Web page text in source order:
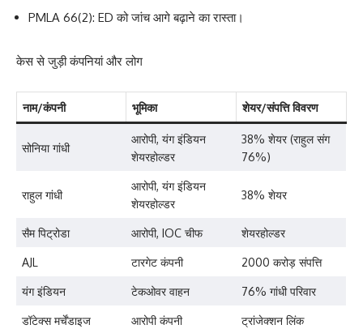
PMLA 66(2): ED को जांच आगे बढ़ाने का रास्ता।
केस से जुड़ी कंपनियां और लोग
नाम/कंपनी भूमिका शेयर/संपत्ति विवरण
सोनिया गांधी
आरोपी, यंग इंडियन
शेयरहोल्डर
38% शेयर (राहुल संग
76%)
राहुल गांधी
आरोपी, यंग इंडियन
शेयरहोल्डर
38% शेयर
सैम पिट्रोडा आरोपी, IOC चीफ
शेयरहोल्डर
AJL
टारगेट कंपनी
2000 करोड़ संपत्ति
यंग इंडियन
टेकओवर वाहन
76% गांधी परिवार
डॉटेक्स मर्चेंडाइज
आरोपी कंपनी ट्रांजेक्शन लिंक